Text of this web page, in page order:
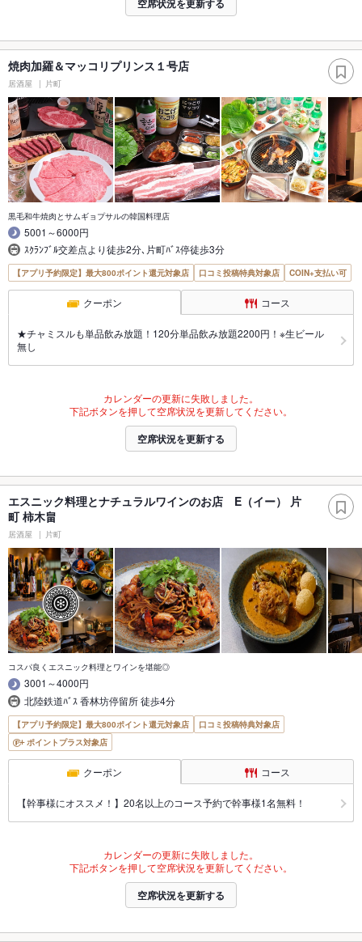
空席状況を更新する
焼肉加羅＆マッコリプリンス１号店
居酒屋 片町
黒毛和牛焼肉とサムギョプサルの韓国料理店
5001～6000円
ｽｸﾗﾝﾌﾞﾙ交差点より徒歩2分､片町ﾊﾞｽ停徒歩3分
【アプリ予約限定】最大800ポイント還元対象店 口コミ投稿特典対象店 COIN+支払い可
クーポン コース
★チャミスルも単品飲み放題！120分単品飲み放題2200円！※生ビール
無し
カレンダーの更新に失敗しました。
下記ボタンを押して空席状況を更新してください。
空席状況を更新する
エスニック料理とナチュラルワインのお店 E（イー） 片
町 柿木畠
居酒屋 片町
コスパ良くエスニック料理とワインを堪能◎
3001～4000円
北陸鉄道ﾊﾞｽ 香林坊停留所 徒歩4分
【アプリ予約限定】最大800ポイント還元対象店
口コミ投稿特典対象店
ポイントプラス対象店
クーポン コース
【幹事様にオススメ！】20名以上のコース予約で幹事様1名無料！
カレンダーの更新に失敗しました。
下記ボタンを押して空席状況を更新してください。
空席状況を更新する